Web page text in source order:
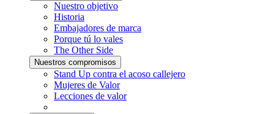
Nuestro objetivo
Historia
Embajadores de marca
Porque tú lo vales
The Other Side
Nuestros compromisos
Stand Up contra el acoso callejero
Mujeres de Valor
Lecciones de valor